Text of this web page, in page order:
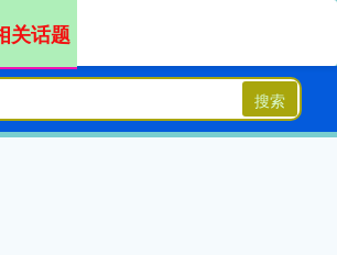
搜索
关话题